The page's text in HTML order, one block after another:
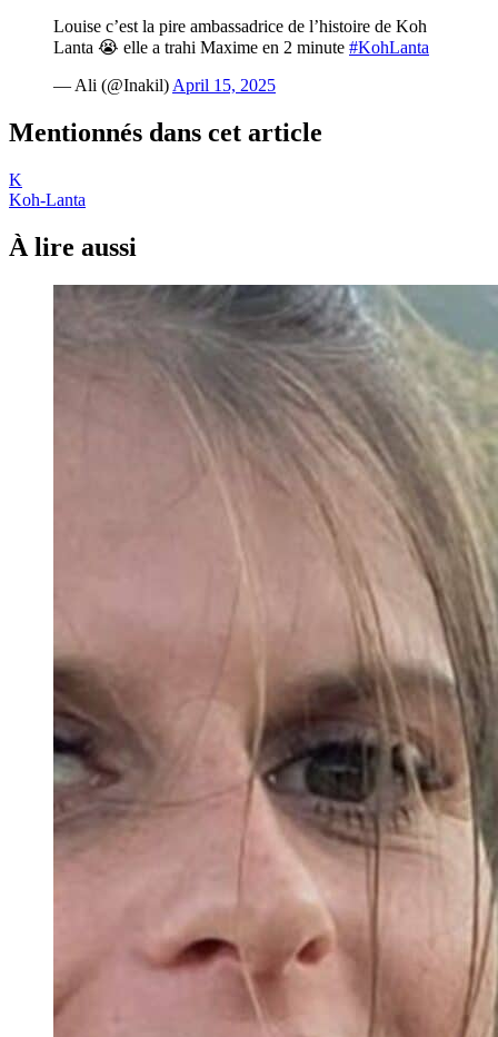
Louise c’est la pire ambassadrice de l’histoire de Koh
Lanta 😭 elle a trahi Maxime en 2 minute #KohLanta
— Ali (@Inakil) April 15, 2025
Mentionnés dans cet article
K
Koh-Lanta
À lire aussi